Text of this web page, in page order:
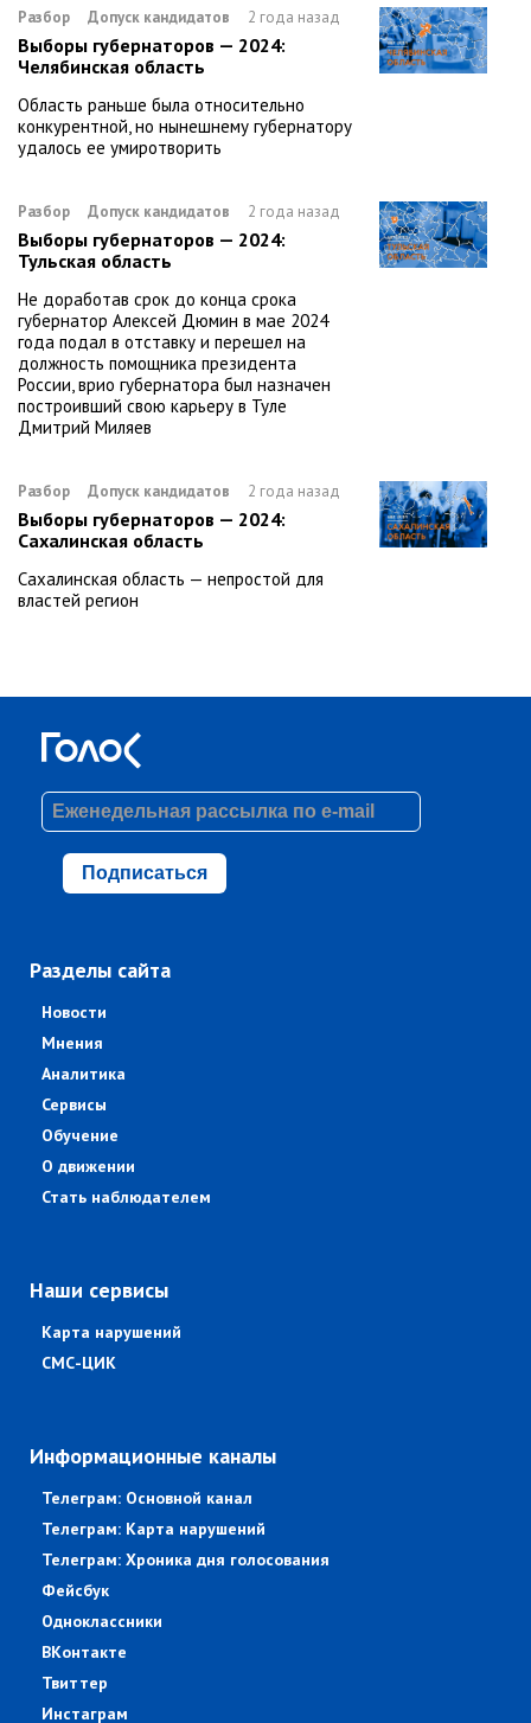
Разбор Допуск кандидатов 2 года назад
Выборы губернаторов — 2024:
Челябинская область
Область раньше была относительно
конкурентной, но нынешнему губернатору
удалось ее умиротворить
Разбор Допуск кандидатов 2 года назад
Выборы губернаторов — 2024:
Тульская область
Не доработав срок до конца срока
губернатор Алексей Дюмин в мае 2024
года подал в отставку и перешел на
должность помощника президента
России, врио губернатора был назначен
построивший свою карьеру в Туле
Дмитрий Миляев
Разбор Допуск кандидатов 2 года назад
Выборы губернаторов — 2024:
Сахалинская область
Сахалинская область — непростой для
властей регион
Подписаться
Разделы сайта
Новости
Мнения
Аналитика
Сервисы
Обучение
О движении
Стать наблюдателем
Наши сервисы
Карта нарушений
СМС-ЦИК
Информационные каналы
Телеграм: Основной канал
Телеграм: Карта нарушений
Телеграм: Хроника дня голосования
Фейсбук
Одноклассники
ВКонтакте
Твиттер
Инстаграм